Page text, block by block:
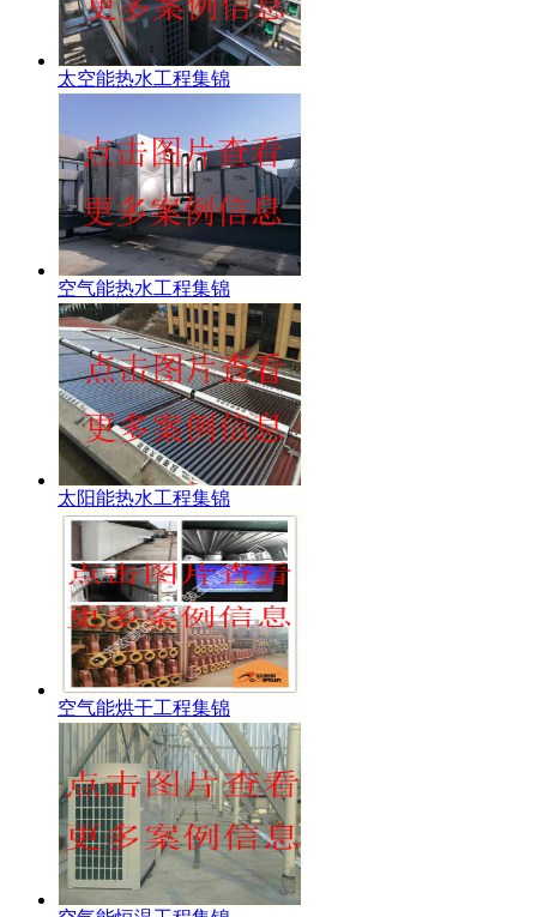
太空能热水工程集锦
空气能热水工程集锦
太阳能热水工程集锦
空气能烘干工程集锦